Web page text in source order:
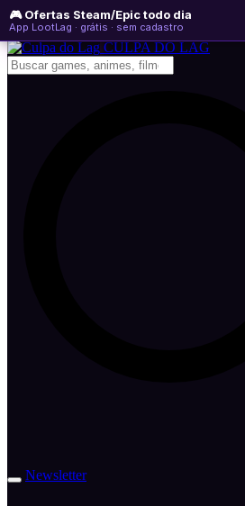
🎮 Ofertas Steam/Epic todo dia
App LootLag · grátis · sem cadastro
domingo, 09 de agosto de 2026 WhatsApp
Newsletter
CULPA DO LAG
Newsletter